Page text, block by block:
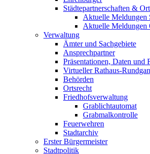
Städtepartnerschaften &
Aktuelle Meldungen
Aktuelle Meldungen
Verwaltung
Ämter und Sachgebiete
Ansprechpartner
Präsentationen, Daten und
Virtueller Rathaus-
Behörden
Ortsrecht
Friedhofsverwaltung
Grablichtautomat
Grabmalkontrolle
Feuerwehren
Stadtarchiv
Erster Bürgermeister
Stadtpolitik